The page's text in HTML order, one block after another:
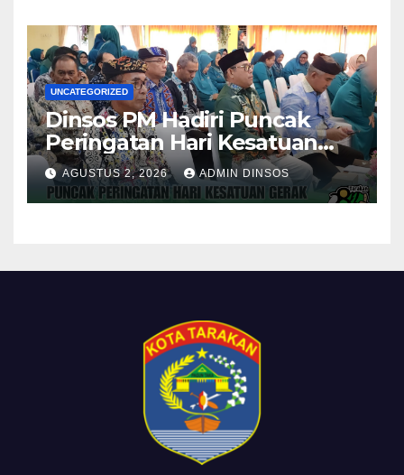
UNCATEGORIZED
Dinsos PM Hadiri Puncak
Peringatan Hari Kesatuan
Gerak PKK ke-54 Tingkat
Kota Tarakan
AGUSTUS 2, 2026 ADMIN DINSOS